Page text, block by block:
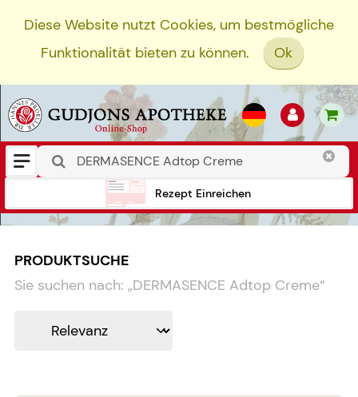
Diese Website nutzt Cookies, um bestmögliche
Funktionalität bieten zu können.
Ok
Rezept Einreichen
PRODUKTSUCHE
Sie suchen nach: „DERMASENCE Adtop Creme“